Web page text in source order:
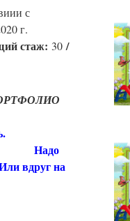
с
— 2020 г.
стаж: 30 /
Надо
вдруг на